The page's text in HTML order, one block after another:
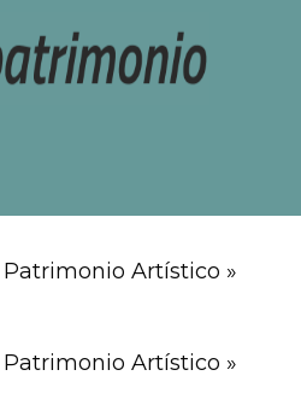
Artístico »
Artístico »